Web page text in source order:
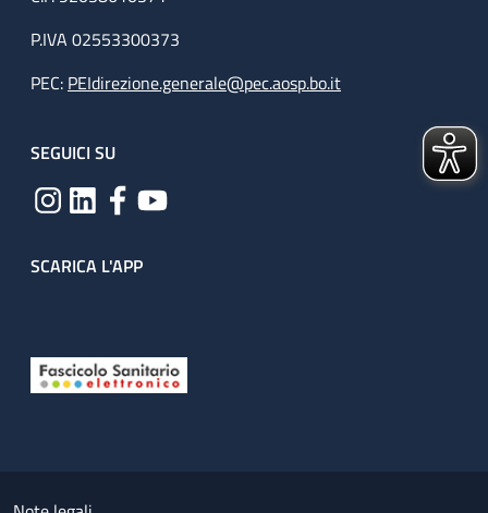
P.IVA 02553300373
PEC: PEIdirezione.generale@pec.aosp.bo.it
SEGUICI SU
SCARICA L'APP
Small prints